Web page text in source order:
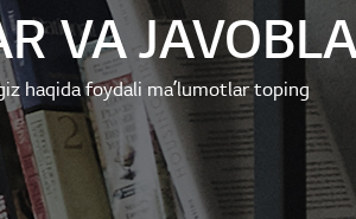
VA
haqida foydali maʼlumotlar toping